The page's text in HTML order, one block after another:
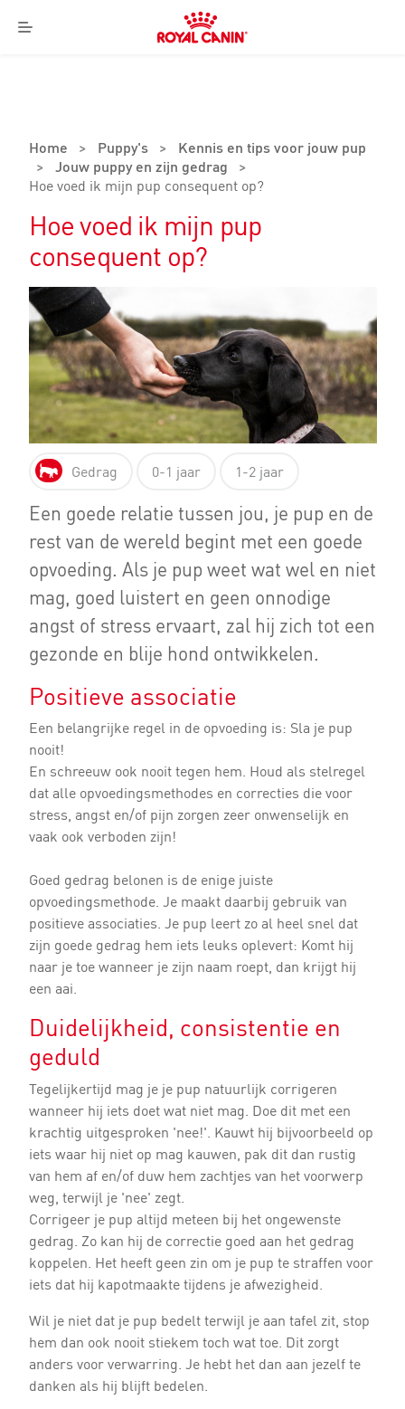
Menu
Royal
Canin
Home > Puppy's >
Kennis en tips voor jouw pup
> Jouw puppy en zijn gedrag
>
Hoe voed ik mijn pup consequent op?
Hoe voed ik mijn pup
consequent op?
Gedrag 0-1 jaar 1-2 jaar
Een goede relatie tussen jou, je pup en de
rest van de wereld begint met een goede
opvoeding. Als je pup weet wat wel en niet
mag, goed luistert en geen onnodige
angst of stress ervaart, zal hij zich tot een
gezonde en blije hond ontwikkelen.
Positieve associatie
Een belangrijke regel in de opvoeding is: Sla je pup
nooit!
En schreeuw ook nooit tegen hem. Houd als stelregel
dat alle opvoedingsmethodes en correcties die voor
stress, angst en/of pijn zorgen zeer onwenselijk en
vaak ook verboden zijn!
Goed gedrag belonen is de enige juiste
opvoedingsmethode. Je maakt daarbij gebruik van
positieve associaties. Je pup leert zo al heel snel dat
zijn goede gedrag hem iets leuks oplevert: Komt hij
naar je toe wanneer je zijn naam roept, dan krijgt hij
een aai.
Duidelijkheid, consistentie en
geduld
Tegelijkertijd mag je je pup natuurlijk corrigeren
wanneer hij iets doet wat niet mag. Doe dit met een
krachtig uitgesproken 'nee!'. Kauwt hij bijvoorbeeld op
iets waar hij niet op mag kauwen, pak dit dan rustig
van hem af en/of duw hem zachtjes van het voorwerp
weg, terwijl je 'nee' zegt.
Corrigeer je pup altijd meteen bij het ongewenste
gedrag. Zo kan hij de correctie goed aan het gedrag
koppelen. Het heeft geen zin om je pup te straffen voor
iets dat hij kapotmaakte tijdens je afwezigheid.
Wil je niet dat je pup bedelt terwijl je aan tafel zit, stop
hem dan ook nooit stiekem toch wat toe. Dit zorgt
anders voor verwarring. Je hebt het dan aan jezelf te
danken als hij blijft bedelen.